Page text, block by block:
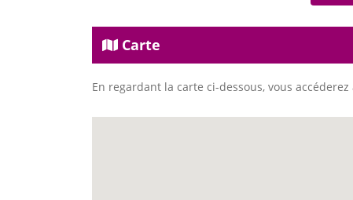
Carte
En regardant la carte ci-dessous, vous